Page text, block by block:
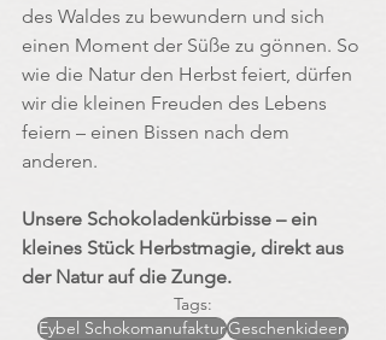
des Waldes zu bewundern und sich
einen Moment der Süße zu gönnen. So
wie die Natur den Herbst feiert, dürfen
wir die kleinen Freuden des Lebens
feiern – einen Bissen nach dem
anderen.
Unsere Schokoladenkürbisse – ein
kleines Stück Herbstmagie, direkt aus
der Natur auf die Zunge.
Tags:
Eybel SchokomanufakturGeschenkideen